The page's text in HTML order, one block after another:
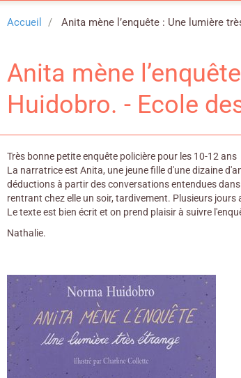
Accueil Anita mène l’enquête : Une lumière
Anita mène
Huidobro. - Ecole
Très bonne petite enquête policière pour les 10-12 ans
La narratrice est Anita, une jeune fille d'une dizaine
déductions à partir des conversations entendues
rentrant chez elle un soir, tardivement. Plusieurs
Le texte est bien écrit et on prend plaisir à suivre
Nathalie.